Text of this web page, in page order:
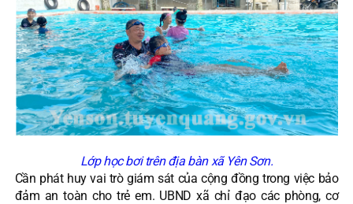
Lớp học bơi trên địa bàn xã Yên Sơn.
Cần phát huy vai trò giám sát của cộng đồng trong việc bảo
đảm an toàn cho trẻ em. UBND xã chỉ đạo các phòng, cơ